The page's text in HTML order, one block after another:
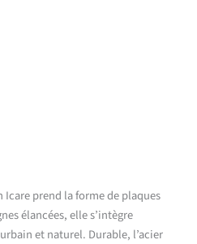
prend la forme de plaques
élancées, elle s’intègre
et naturel. Durable, l’acier